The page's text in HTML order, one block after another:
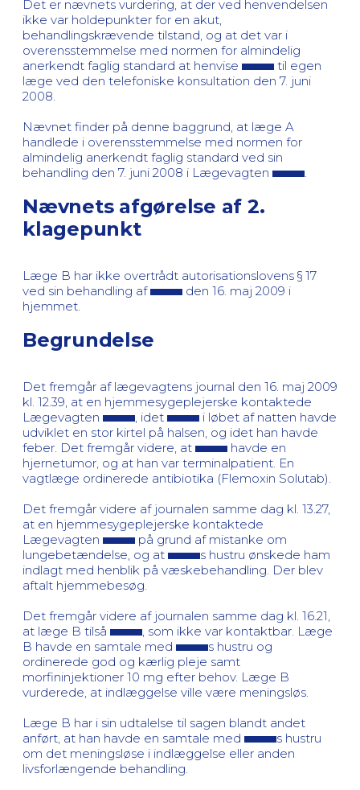
Det er nævnets vurdering, at der ved henvendelsen
ikke var holdepunkter for en akut,
behandlingskrævende tilstand, og at det var i
overensstemmelse med normen for almindelig
anerkendt faglig standard at henvise
til egen
læge ved den telefoniske konsultation den 7. juni
2008.
Nævnet finder på denne baggrund, at læge A
handlede i overensstemmelse med normen for
almindelig anerkendt faglig standard ved sin
behandling den 7. juni 2008 i Lægevagten
Nævnets afgørelse af 2.
klagepunkt
Læge B har ikke overtrådt autorisationslovens § 17
ved sin behandling af
den 16. maj 2009 i
hjemmet.
Begrundelse
Det fremgår af lægevagtens journal den 16. maj 2009
kl. 12.39, at en hjemmesygeplejerske kontaktede
Lægevagten
, idet
i løbet af natten havde
udviklet en stor kirtel på halsen, og idet han havde
feber. Det fremgår videre, at
havde en
hjernetumor, og at han var terminalpatient. En
vagtlæge ordinerede antibiotika (Flemoxin Solutab).
Det fremgår videre af journalen samme dag kl. 13.27,
at en hjemmesygeplejerske kontaktede
Lægevagten
på grund af mistanke om
lungebetændelse, og at
s hustru ønskede ham
indlagt med henblik på væskebehandling. Der blev
aftalt hjemmebesøg.
Det fremgår videre af journalen samme dag kl. 16.21,
at læge B tilså
, som ikke var kontaktbar. Læge
B havde en samtale med
s hustru og
ordinerede god og kærlig pleje samt
morfininjektioner 10 mg efter behov. Læge B
vurderede, at indlæggelse ville være meningsløs.
Læge B har i sin udtalelse til sagen blandt andet
anført, at han havde en samtale med
s hustru
om det meningsløse i indlæggelse eller anden
livsforlængende behandling.